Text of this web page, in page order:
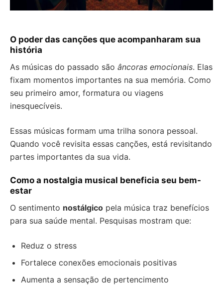
O poder das canções que acompanharam sua
história
As músicas do passado são âncoras emocionais. Elas
fixam momentos importantes na sua memória. Como
seu primeiro amor, formatura ou viagens
inesquecíveis.
Essas músicas formam uma trilha sonora pessoal.
Quando você revisita essas canções, está revisitando
partes importantes da sua vida.
Como a nostalgia musical beneficia seu bem-
estar
O sentimento nostálgico pela música traz benefícios
para sua saúde mental. Pesquisas mostram que:
Reduz o stress
Fortalece conexões emocionais positivas
Aumenta a sensação de pertencimento